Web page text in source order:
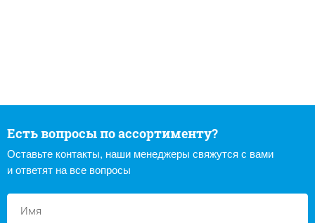
Есть вопросы по ассортименту?
Оставьте контакты, наши менеджеры свяжутся с вами
и ответят на все вопросы